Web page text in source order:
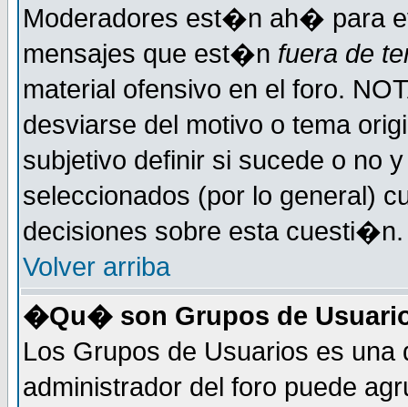
Moderadores est�n ah� para
mensajes que est�n fuera de
material ofensivo en el foro.
desviarse del motivo o tema
subjetivo definir si sucede o no
seleccionados (por lo general)
decisiones sobre esta cuesti�n.
Volver arriba
�Qu� son Grupos de
Los Grupos de Usuarios es una
administrador del foro puede